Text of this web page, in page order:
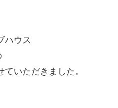
ハウス
いただきました。